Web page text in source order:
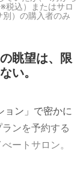
税込）またはサロ
）の購入者のみ
眺望は、限
い。
ョン」で密かに
ンを予約する
ートサロン。